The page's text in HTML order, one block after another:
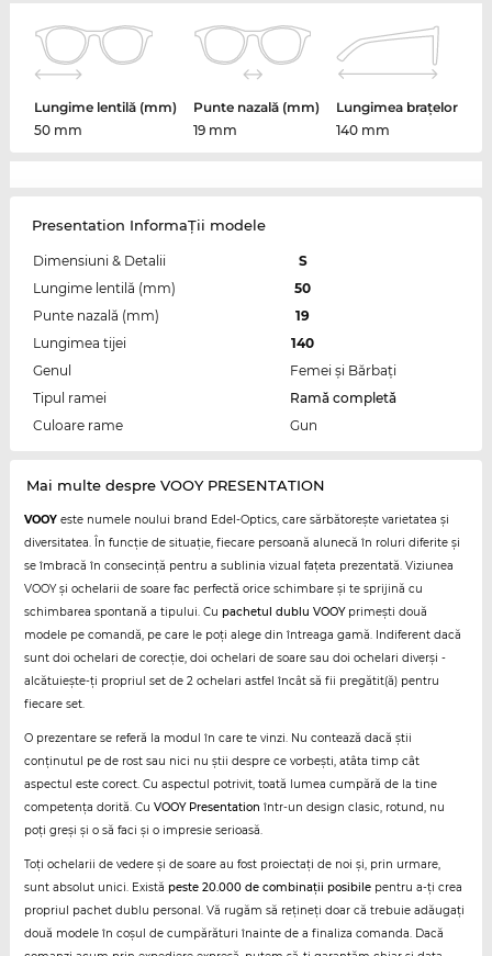
Lungime lentilă (mm)
50 mm
Punte nazală (mm)
19 mm
Lungimea brațelor
140 mm
Presentation InformaŢii modele
Dimensiuni & Detalii
S
Lungime lentilă (mm)
50
Punte nazală (mm)
19
Lungimea tijei
140
Genul
Femei şi Bărbaţi
Tipul ramei
Ramă completă
Culoare rame
Gun
Mai multe despre VOOY PRESENTATION
VOOYeste numele noului brand Edel-Optics, care sărbătorește varietatea și
diversitatea. În funcție de situație, fiecare persoană alunecă în roluri diferite și
se îmbracă în consecință pentru a sublinia vizual fațeta prezentată. Viziunea
VOOY și ochelarii de soare fac perfectă orice schimbare și te sprijină cu
schimbarea spontană a tipului. Cu pachetul dublu VOOYprimești două
modele pe comandă, pe care le poți alege din întreaga gamă. Indiferent dacă
sunt doi ochelari de corecție, doi ochelari de soare sau doi ochelari diverși -
alcătuiește-ți propriul set de 2 ochelari astfel încât să fii pregătit(ă) pentru
fiecare set.
O prezentare se referă la modul în care te vinzi. Nu contează dacă știi
conținutul pe de rost sau nici nu știi despre ce vorbești, atâta timp cât
aspectul este corect. Cu aspectul potrivit, toată lumea cumpără de la tine
competența dorită. Cu VOOY Presentation într-un design clasic, rotund, nu
poți greși și o să faci și o impresie serioasă.
Toți ochelarii de vedere și de soare au fost proiectați de noi și, prin urmare,
sunt absolut unici. Există peste 20.000 de combinații posibilepentru a-ți crea
propriul pachet dublu personal. Vă rugăm să rețineți doar că trebuie adăugați
două modele în coșul de cumpărături înainte de a finaliza comanda. Dacă